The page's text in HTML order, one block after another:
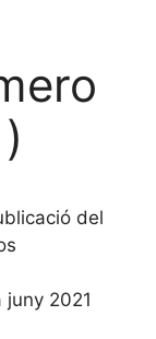
del
2021